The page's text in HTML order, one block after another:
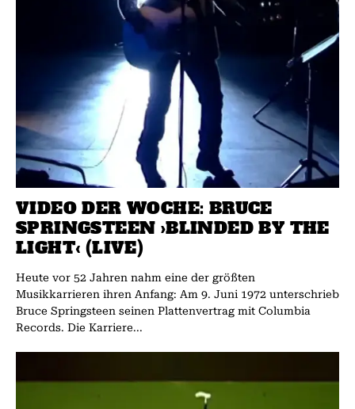
VIDEO DER WOCHE: BRUCE
SPRINGSTEEN ›BLINDED BY THE
LIGHT‹ (LIVE)
Heute vor 52 Jahren nahm eine der größten
Musikkarrieren ihren Anfang: Am 9. Juni 1972 unterschrieb
Bruce Springsteen seinen Plattenvertrag mit Columbia
Records. Die Karriere...